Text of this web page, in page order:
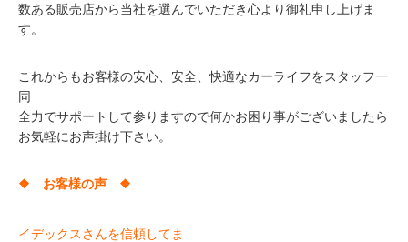
数ある販売店から当社を選んでいただき心より御礼申し上げま
す。
これからもお客様の安心、安全、快適なカーライフをスタッフ一
同
全力でサポートして参りますので何かお困り事がございましたら
お気軽にお声掛け下さい。
❖ お客様の声 ❖
イデックスさんを信頼してま